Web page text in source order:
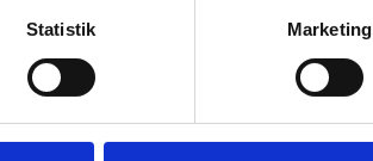
Statistik Marketing
hvor ejendommen officielt skifter ejer.
gennemført.